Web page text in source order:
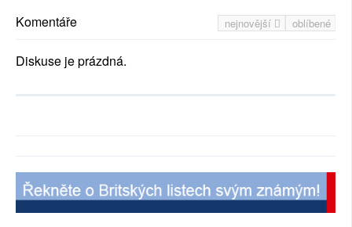
nejnovější oblíbené
Komentáře
Diskuse je prázdná.